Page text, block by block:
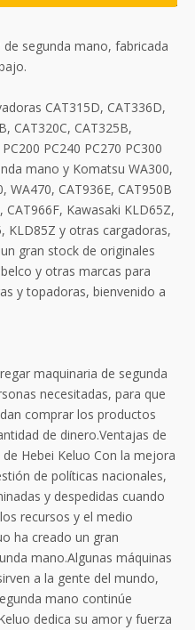
de segunda mano, fabricada
CAT315D, CAT336D,
CAT320C, CAT325B,
PC240 PC270 PC300
mano y Komatsu WA300,
WA470, CAT936E, CAT950B
CAT966F, Kawasaki KLD65Z,
KLD85Z y otras cargadoras,
gran stock de originales
y otras marcas para
y topadoras, bienvenido a
maquinaria de segunda
necesitadas, para que
comprar los productos
de dinero.Ventajas de
Hebei Keluo Con la mejora
de políticas nacionales,
y despedidas cuando
recursos y el medio
ha creado un gran
mano.Algunas máquinas
a la gente del mundo,
mano continúe
dedica su amor y fuerza